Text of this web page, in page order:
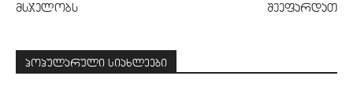
მსჯელობს
შეეფარდათ
პოპულარული სიახლეები